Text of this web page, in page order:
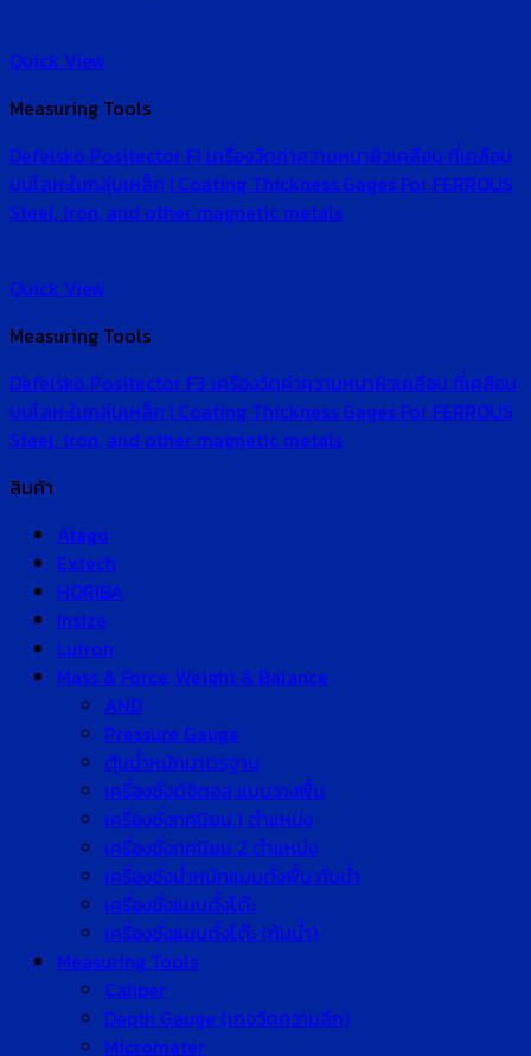
Quick View
Measuring Tools
Defelsko Positector F1 เครื่องวัดค่าความหนาผิวเคลือบ ที่เคลือบ
บนโลหะในกลุ่มเหล็ก | Coating Thickness Gages For FERROUS
Steel, iron, and other magnetic metals
Quick View
Measuring Tools
Defelsko Positector F3 เครื่องวัดค่าความหนาผิวเคลือบ ที่เคลือบ
บนโลหะในกลุ่มเหล็ก | Coating Thickness Gages For FERROUS
Steel, iron, and other magnetic metals
สินค้า
Atago
Extech
HORIBA
Insize
Lutron
Mass & Force, Weight & Balance
AND
Pressure Gauge
ตุ้มน้ำหนักมาตรฐาน
เครื่องชั่งดิจิตอล แบบวางพื้น
เครื่องชั่งทศนิยม 1 ตำแหน่ง
เครื่องชั่งทศนิยม 2 ตำแหน่ง
เครื่องชั่งน้ำหนักแบบตั้งพื้น กันน้ำ
เครื่องชั่งแบบตั้งโต๊ะ
เครื่องชั่งแบบตั้งโต๊ะ (กันน้ำ)
Measuring Tools
Caliper
Depth Gauge (เกจวัดความลึก)
Micrometer